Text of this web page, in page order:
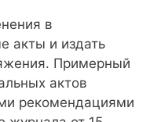
в
акты и издать
Примерный
актов
рекомендациями